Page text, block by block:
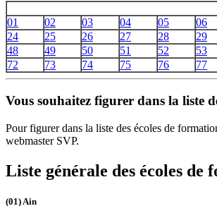
01
02 03 04 05 06
24
25 26 27 28 29
48
49 50 51 52 53
72
73 74 75 76 77
Vous souhaitez figurer dans la liste
Pour figurer dans la liste des écoles de
webmaster SVP.
Liste générale des écoles
(01) Ain